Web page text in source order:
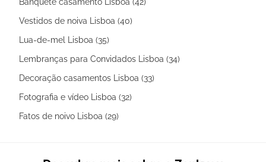
Vestidos de noiva Lisboa (40)
Lua-de-mel Lisboa (35)
Lembranças para Convidados Lisboa (34)
Decoração casamentos Lisboa (33)
Fotografia e vídeo Lisboa (32)
Fatos de noivo Lisboa (29)